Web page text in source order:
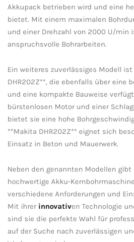
Akkupack betrieben wird und eine​
bietet. Mit einem maximalen
und einer Drehzahl von 2000 U/min
anspruchsvolle⁣ Bohrarbeiten.
Ein weiteres⁢ zuverlässiges Modell
DHR202Z**,‌ die ebenfalls ⁤über eine‍
und eine kompakte ‍Bauweise⁤
⁣bürstenlosen⁢ Motor und einer Schlag
bietet sie eine hohe
**Makita DHR202Z** eignet sich‌
Einsatz in Beton und ⁤Mauerwerk.
Neben ​den‌ genannten⁢ Modellen
hochwertige Akku-
verschiedene Anforderungen und‍
Mit​ ihrer innovativen ⁢Technologie
⁢sind sie die perfekte Wahl für
‍auf ⁣der ​Suche nach zuverlässigen⁢